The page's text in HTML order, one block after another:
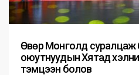
Өвөр Монголд суралцаж
оюутнуудын Хятад
тэмцээн болов